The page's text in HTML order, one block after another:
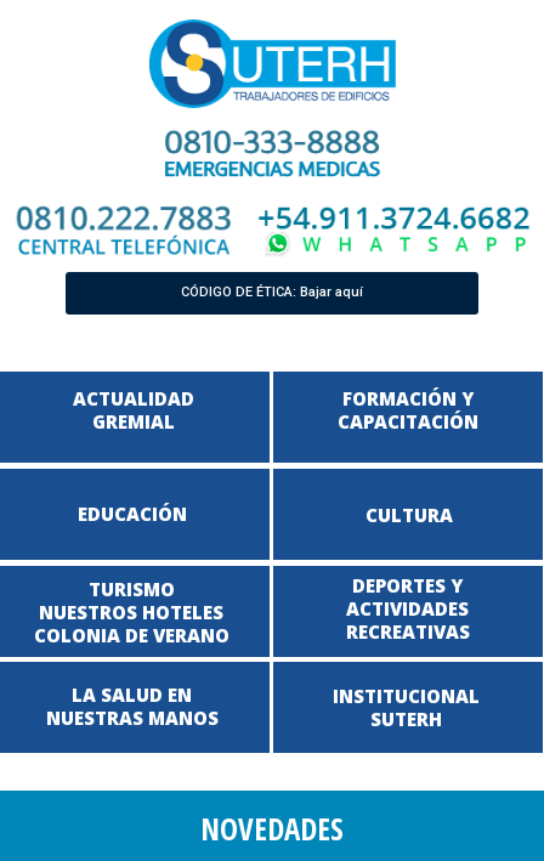
CÓDIGO DE ÉTICA: Bajar aquí
ACTUALIDAD
GREMIAL
EDUCACIÓN CULTURA
TURISMO
NUESTROS HOTELES
COLONIA DE VERANO
DEPORTES Y
ACTIVIDADES
RECREATIVAS
LA SALUD EN
NUESTRAS MANOS
INSTITUCIONAL
SUTERH
FORMACIÓN Y
CAPACITACIÓN
NOVEDADES